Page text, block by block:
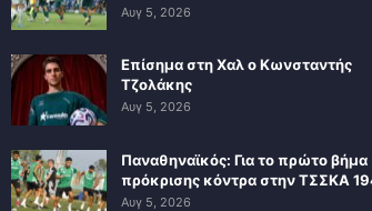
Αυγ 5, 2026
Επίσημα στη Χαλ ο Κωνσταντής
Τζολάκης
Αυγ 5, 2026
Παναθηναϊκός: Για το πρώτο βήμα
πρόκρισης κόντρα στην ΤΣΣΚΑ
Αυγ 5, 2026